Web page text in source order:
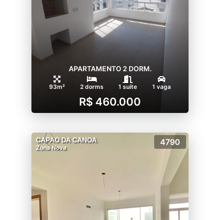
APARTAMENTO 2 DORM.
93m² 2 dorms 1 suíte 1 vaga
R$ 460.000
CAPAO DA CANOA
Zona Nova
4790